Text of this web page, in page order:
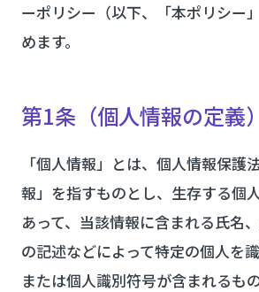
ーポリシー（以下、「本ポリシー
めます。
第1条（個人情報の定義）
「個人情報」とは、個人情報保護
報」を指すものとし、生存する個
あって、当該情報に含まれる氏名
の記述などによって特定の個人を
または個人識別符号が含まれるも